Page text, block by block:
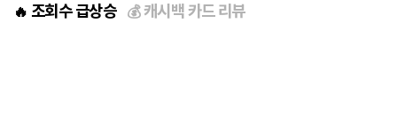
🔥 조회수 급상승 💰캐시백 카드 리뷰